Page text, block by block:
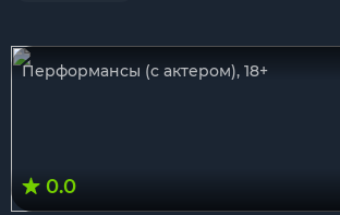
Перформансы (с актером), 18+
0.0